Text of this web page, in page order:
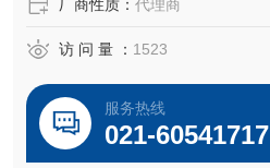
厂商性质： 代理商
访 问 量 ： 1523
服务热线
021-60541717